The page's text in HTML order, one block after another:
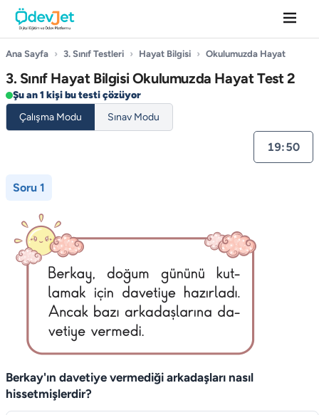
Ana Sayfa › 3. Sınıf Testleri › Hayat Bilgisi › Okulumuzda Hayat
3. Sınıf Hayat Bilgisi Okulumuzda Hayat Test 2
Şu an 1 kişi bu testi çözüyor
Çalışma Modu
Sınav Modu
19:50
Soru 1
Berkay'ın davetiye vermediği arka­daşları nasıl
hissetmişlerdir?